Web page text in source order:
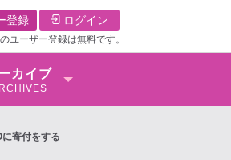
登録 ログイン
ユーザー登録は無料です。
カイブ
に寄付をする